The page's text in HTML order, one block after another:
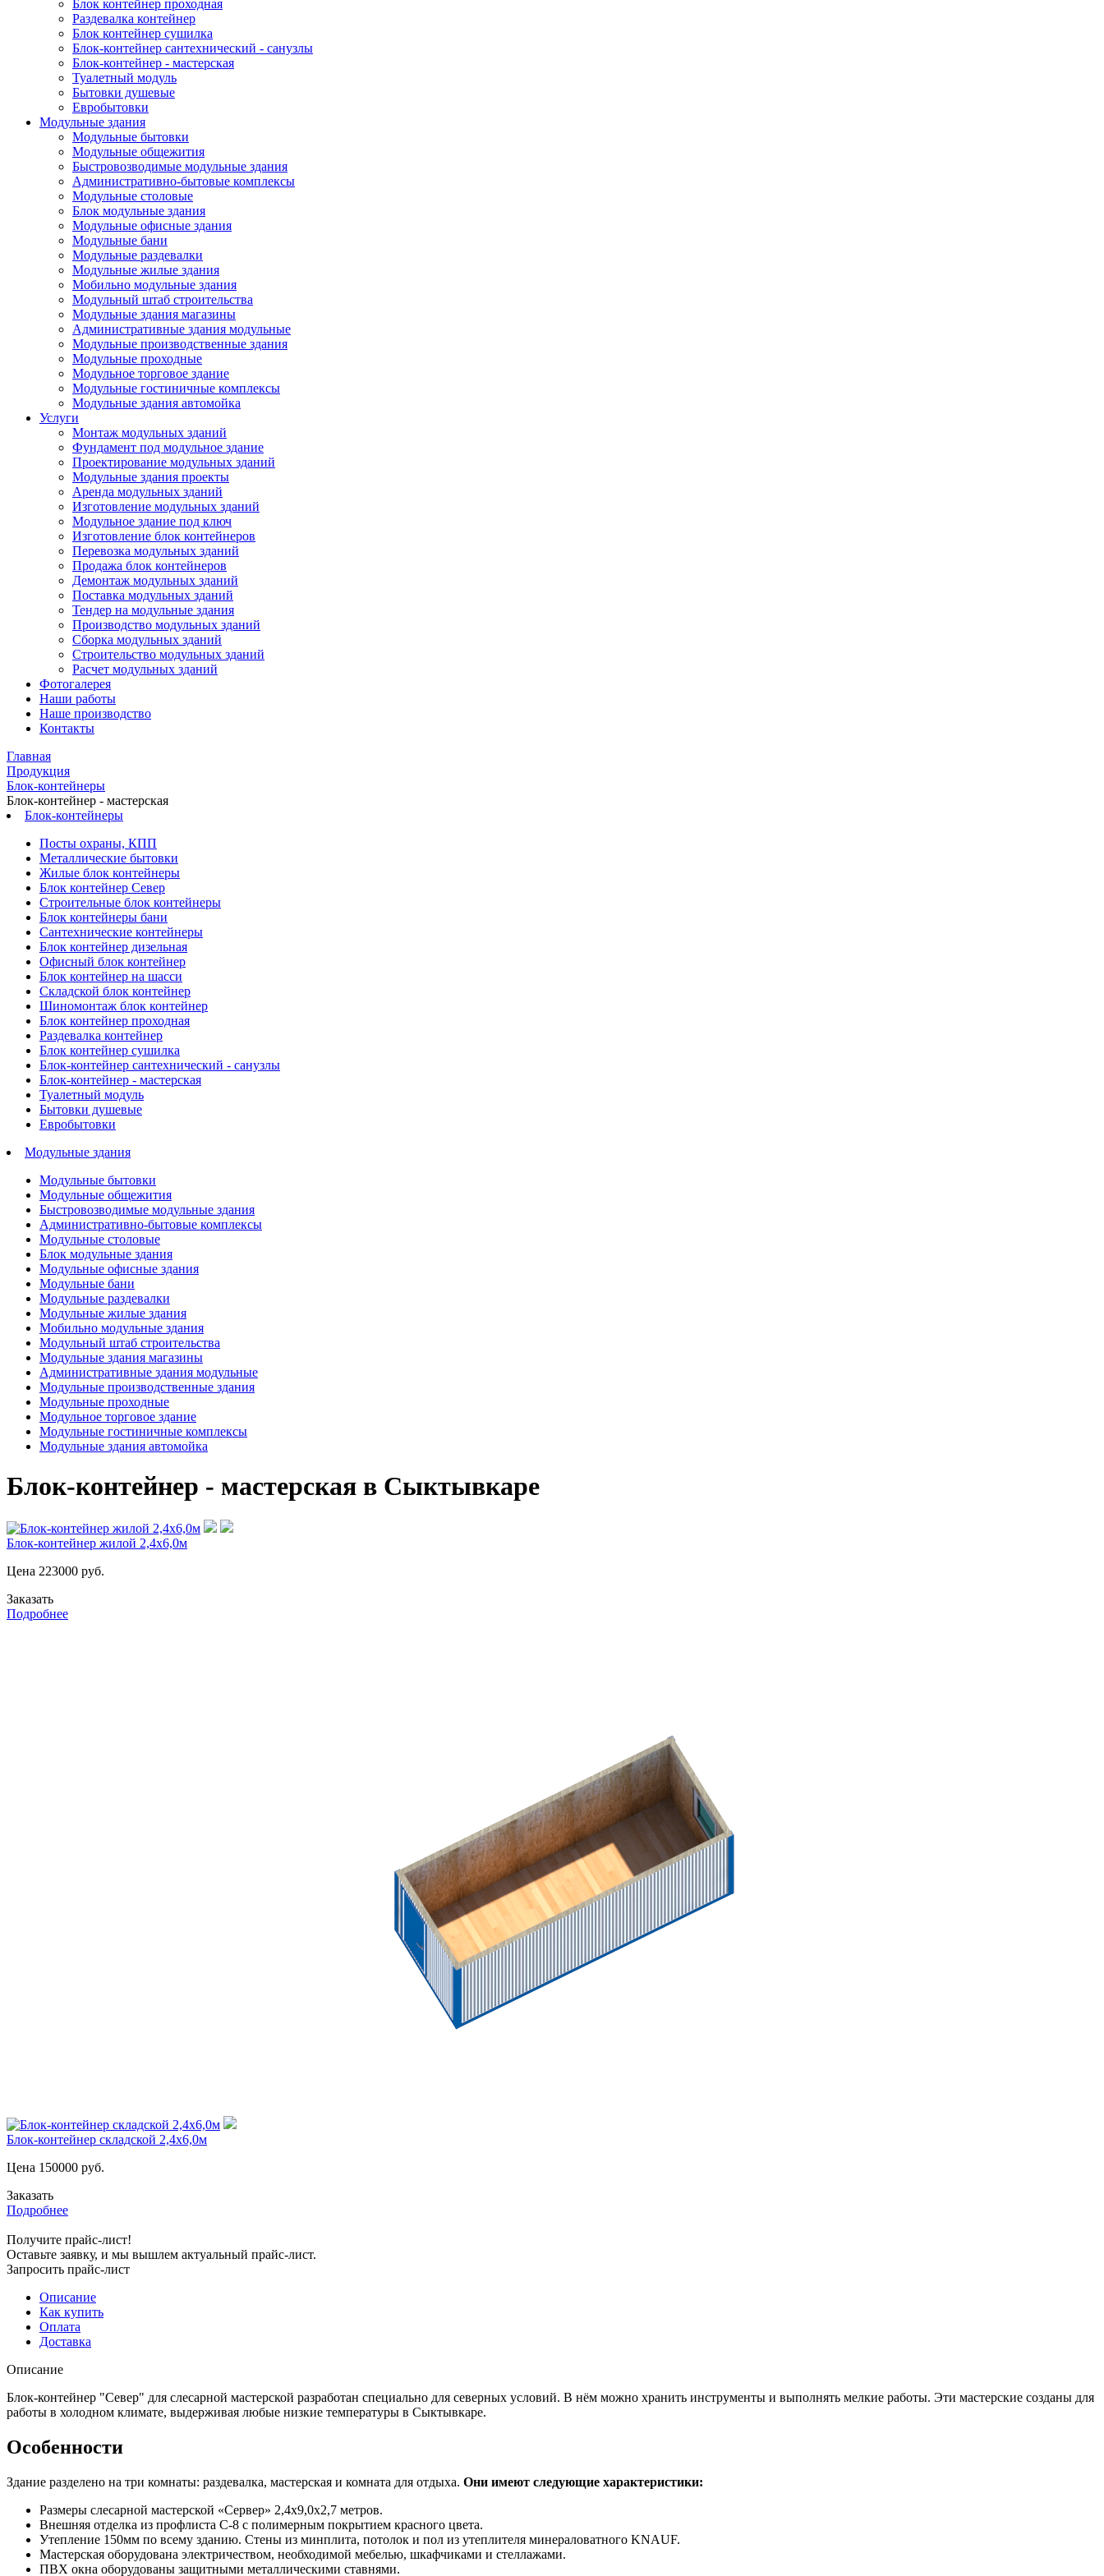
Блок контейнер проходная
Раздевалка контейнер
Блок контейнер сушилка
Блок-контейнер сантехнический - санузлы
Блок-контейнер - мастерская
Туалетный модуль
Бытовки душевые
Евробытовки
Модульные здания
Модульные бытовки
Модульные общежития
Быстровозводимые модульные здания
Административно-бытовые комплексы
Модульные столовые
Блок модульные здания
Модульные офисные здания
Модульные бани
Модульные раздевалки
Модульные жилые здания
Мобильно модульные здания
Модульный штаб строительства
Модульные здания магазины
Административные здания модульные
Модульные производственные здания
Модульные проходные
Модульное торговое здание
Модульные гостиничные комплексы
Модульные здания автомойка
Услуги
Монтаж модульных зданий
Фундамент под модульное здание
Проектирование модульных зданий
Модульные здания проекты
Аренда модульных зданий
Изготовление модульных зданий
Модульное здание под ключ
Изготовление блок контейнеров
Перевозка модульных зданий
Продажа блок контейнеров
Демонтаж модульных зданий
Поставка модульных зданий
Тендер на модульные здания
Производство модульных зданий
Сборка модульных зданий
Строительство модульных зданий
Расчет модульных зданий
Фотогалерея
Наши работы
Наше производство
Контакты
Главная
Продукция
Блок-контейнеры
Блок-контейнер - мастерская
Блок-контейнеры
Посты охраны, КПП
Металлические бытовки
Жилые блок контейнеры
Блок контейнер Север
Строительные блок контейнеры
Блок контейнеры бани
Сантехнические контейнеры
Блок контейнер дизельная
Офисный блок контейнер
Блок контейнер на шасси
Складской блок контейнер
Шиномонтаж блок контейнер
Блок контейнер проходная
Раздевалка контейнер
Блок контейнер сушилка
Блок-контейнер сантехнический - санузлы
Блок-контейнер - мастерская
Туалетный модуль
Бытовки душевые
Евробытовки
Модульные здания
Модульные бытовки
Модульные общежития
Быстровозводимые модульные здания
Административно-бытовые комплексы
Модульные столовые
Блок модульные здания
Модульные офисные здания
Модульные бани
Модульные раздевалки
Модульные жилые здания
Мобильно модульные здания
Модульный штаб строительства
Модульные здания магазины
Административные здания модульные
Модульные производственные здания
Модульные проходные
Модульное торговое здание
Модульные гостиничные комплексы
Модульные здания автомойка
Блок-контейнер - мастерская в Сыктывкаре
Блок-контейнер жилой 2,4х6,0м
Цена 223000 руб.
Заказать
Подробнее
Блок-контейнер складской 2,4х6,0м
Цена 150000 руб.
Заказать
Подробнее
Получите прайс-лист!
Оставьте заявку, и мы вышлем актуальный прайс-лист.
Запросить прайс-лист
Описание
Как купить
Оплата
Доставка
Описание
Блок-контейнер "Север" для слесарной мастерской разработан специально для северных условий. В нём можно хранить инструменты и выполнять мелкие работы. Эти мастерские созданы для
работы в холодном климате, выдерживая любые низкие температуры в Сыктывкаре.
Особенности
Здание разделено на три комнаты: раздевалка, мастерская и комната для отдыха. Они имеют следующие характеристики:
Размеры слесарной мастерской «Сервер» 2,4х9,0х2,7 метров.
Внешняя отделка из профлиста С-8 с полимерным покрытием красного цвета.
Утепление 150мм по всему зданию. Стены из минплита, потолок и пол из утеплителя минераловатного KNAUF.
Мастерская оборудована электричеством, необходимой мебелью, шкафчиками и стеллажами.
ПВХ окна оборудованы защитными металлическими ставнями.